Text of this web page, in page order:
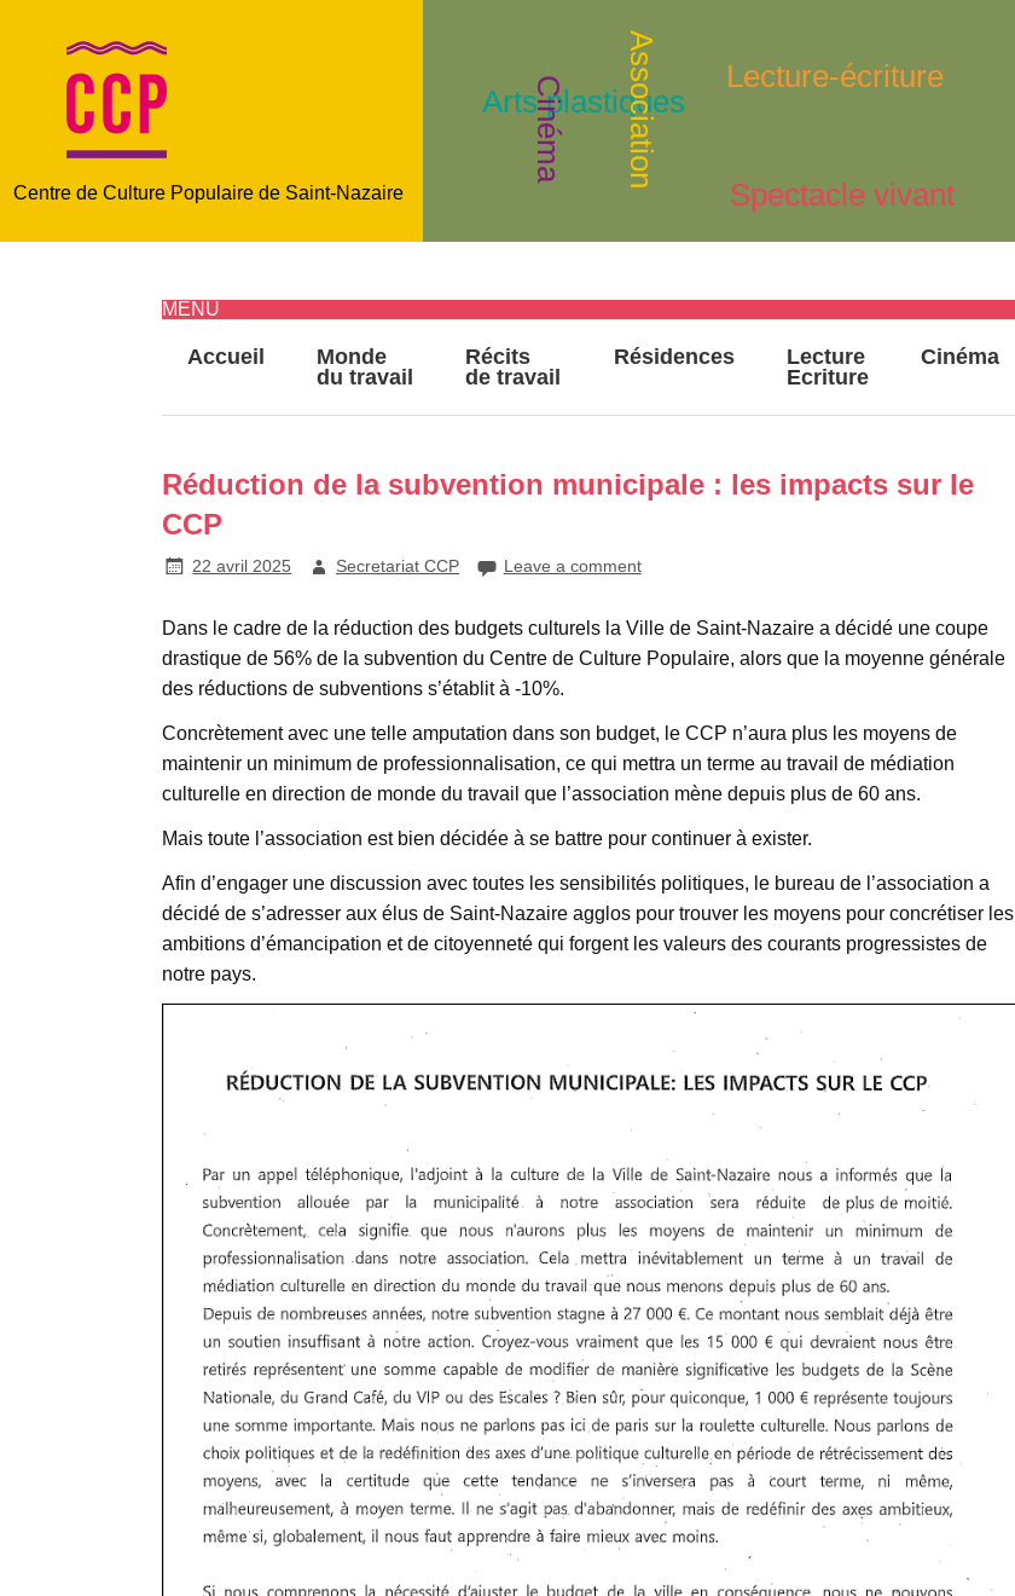
Centre de Culture Populaire de Saint-Nazaire Spectacle vivant
Lecture-écriture
Arts plastiques
Cinéma Association
MENU
Accueil
Monde
du travail
Récits
de travail
Résidences
Lecture
Ecriture
Cinéma
Réduction de la subvention municipale : les impacts sur le
CCP
22 avril 2025 Secretariat CCP Leave a comment
Dans le cadre de la réduction des budgets culturels la Ville de Saint-Nazaire a décidé une coupe
drastique de 56% de la subvention du Centre de Culture Populaire, alors que la moyenne générale
des réductions de subventions s’établit à -10%.
Concrètement avec une telle amputation dans son budget, le CCP n’aura plus les moyens de
maintenir un minimum de professionnalisation, ce qui mettra un terme au travail de médiation
culturelle en direction de monde du travail que l’association mène depuis plus de 60 ans.
Mais toute l’association est bien décidée à se battre pour continuer à exister.
Afin d’engager une discussion avec toutes les sensibilités politiques, le bureau de l’association a
décidé de s’adresser aux élus de Saint-Nazaire agglos pour trouver les moyens pour concrétiser les
ambitions d’émancipation et de citoyenneté qui forgent les valeurs des courants progressistes de
notre pays.